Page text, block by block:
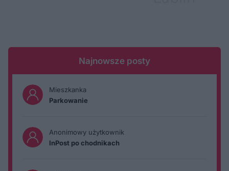
Najnowsze posty
Mieszkanka
Parkowanie
Anonimowy użytkownik
InPost po chodnikach